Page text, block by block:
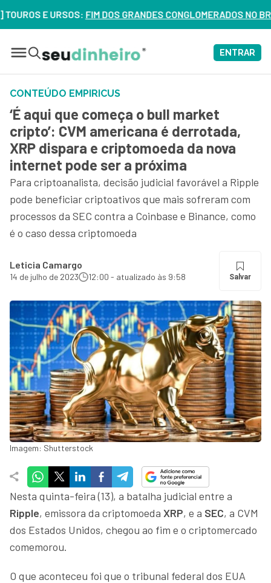
E URSOS:FIM DOS GRANDES CONGLOMERADOS NO BRASIL?
ENTRAR
CONTEÚDO EMPIRICUS
‘É aqui que começa o bull market
cripto’: CVM americana é derrotada,
XRP dispara e criptomoeda da nova
internet pode ser a próxima
Para criptoanalista, decisão judicial favorável a Ripple
pode beneficiar criptoativos que mais sofreram com
processos da SEC contra a Coinbase e Binance, como
é o caso dessa criptomoeda
Leticia Camargo
14 de julho de 2023 12:00 - atualizado às 9:58 Salvar
Imagem: Shutterstock
Nesta quinta-feira (13), a batalha judicial entre a
Ripple, emissora da criptomoeda XRP, e a SEC, a CVM
dos Estados Unidos, chegou ao fim e o criptomercado
comemorou.
O que aconteceu foi que o tribunal federal dos EUA